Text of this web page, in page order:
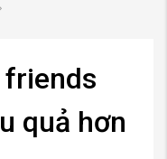
friends
quả hơn